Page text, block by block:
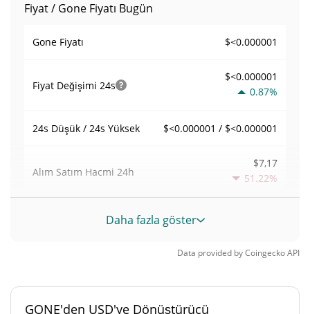
Fiyat / Gone Fiyatı Bugün
Gone Fiyatı $<0.000001
Fiyat Değişimi 24s
$<0.000001
0.87%
24s Düşük / 24s Yüksek $<0.000001 / $<0.000001
Alım Satım Hacmi 24h
$7,17
51.22%
Hacim / Piyasa Değeri
<0.000001%
Piyasa sıralaması #10517
Daha fazla göster
Data provided byCoingeckoAPI
GONE'den USD'ye Dönüştürücü